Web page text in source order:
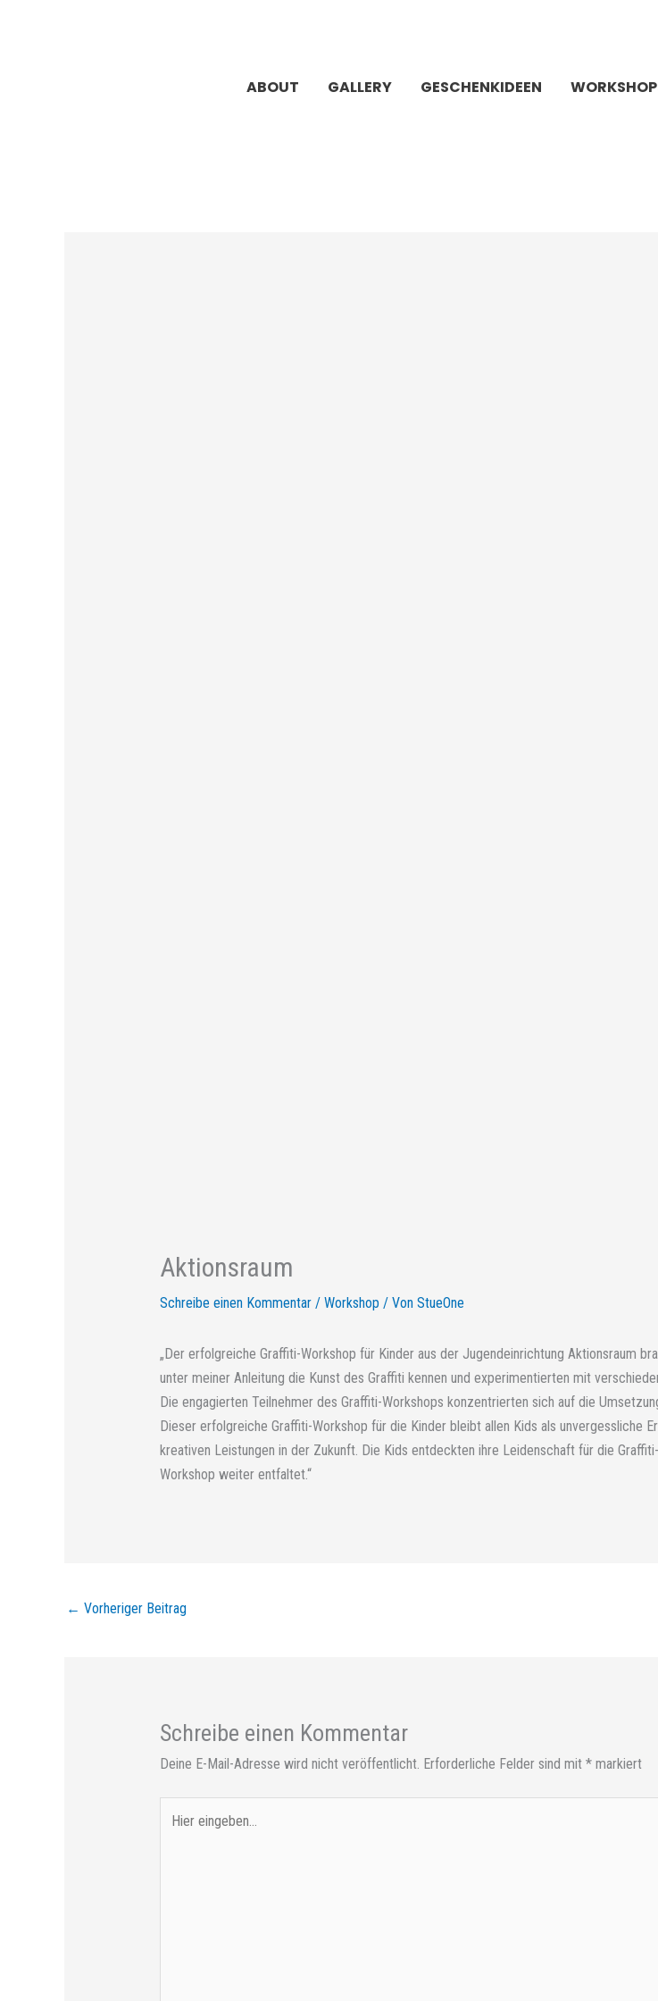
ABOUT GALLERY GESCHENKIDEEN
Aktionsraum
Schreibe einen Kommentar / Workshop / Von StueOne
„Der erfolgreiche Graffiti-Workshop für Kinder aus der Jugendeinrichtung Aktionsraum
unter meiner Anleitung die Kunst des Graffiti kennen und experimentierten mit
Die engagierten Teilnehmer des Graffiti-Workshops konzentrierten sich auf die
Dieser erfolgreiche Graffiti-Workshop für die Kinder bleibt allen Kids als unvergessliche
kreativen Leistungen in der Zukunft. Die Kids entdeckten ihre Leidenschaft für die
Workshop weiter entfaltet.“
← Vorheriger Beitrag
Schreibe einen Kommentar
Deine E-Mail-Adresse wird nicht veröffentlicht. Erforderliche Felder sind mit *markiert
eingeben…